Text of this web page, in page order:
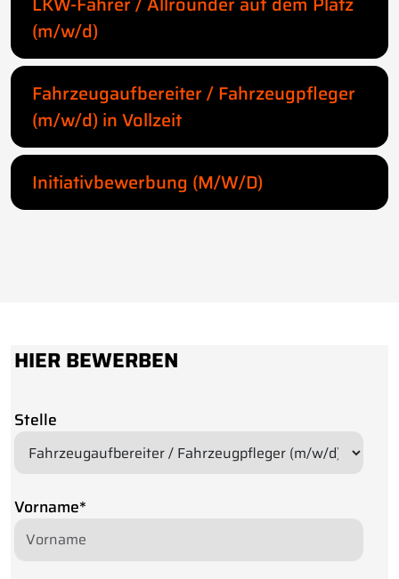
(m/w/d)
Fahrzeugaufbereiter / Fahrzeugpfleger
(m/w/d) in Vollzeit
Initiativbewerbung (M/W/D)
HIER BEWERBEN
Stelle
Vorname*